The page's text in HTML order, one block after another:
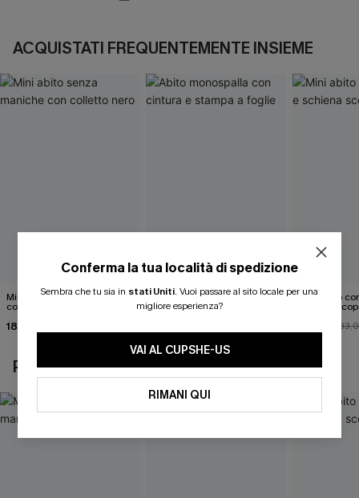
ACQUISTATI FREQUENTEMENTE INSIEME
Mini abito senza maniche
con colletto nero
18,90 €
Abito monospalla con
cintura e stampa a foglie
Mini abito
schiena
POTREBBE INTERESSARTI ANCHE
Conferma la tua località di spedizione
Sembra che tu sia in stati Uniti. Vuoi passare al sito locale per una
migliore esperienza?
VAI AL CUPSHE-US
RIMANI QUI